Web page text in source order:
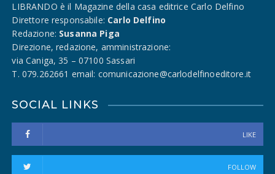
LIBRANDO è il Magazine della casa editrice Carlo Delfino
Direttore responsabile: Carlo Delfino
Redazione: Susanna Piga
Direzione, redazione, amministrazione:
via Caniga, 35 – 07100 Sassari
T. 079.262661 email: comunicazione@carlodelfinoeditore.it
SOCIAL LINKS
LIKE
FOLLOW